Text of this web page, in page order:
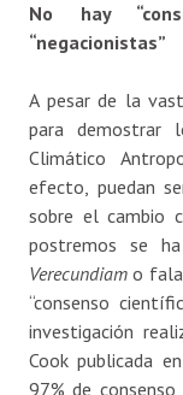
No hay
“negacionistas”
A pesar de la
para demostrar
Climático
efecto, puedan
sobre el cambio
postremos se
Verecundiam o
“consenso
investigación
Cook publicada
97% de